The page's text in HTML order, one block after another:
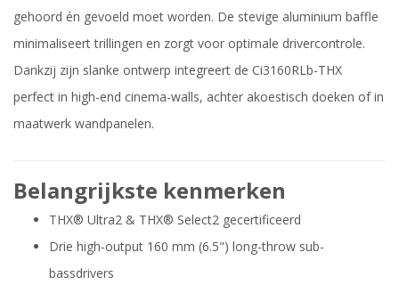
gehoord én gevoeld moet worden. De stevige aluminium baffle
minimaliseert trillingen en zorgt voor optimale drivercontrole.
Dankzij zijn slanke ontwerp integreert de Ci3160RLb-THX
perfect in high-end cinema-walls, achter akoestisch doeken of in
maatwerk wandpanelen.
Belangrijkste kenmerken
THX® Ultra2 & THX® Select2 gecertificeerd
Drie high-output 160 mm (6.5") long-throw sub-
bassdrivers